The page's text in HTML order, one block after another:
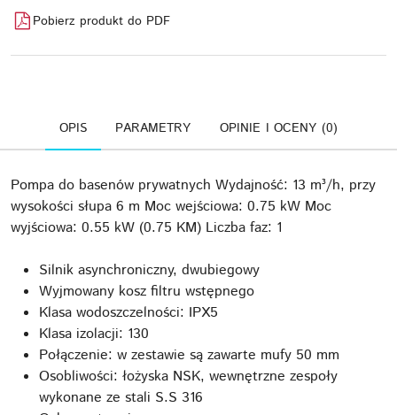
Pobierz produkt do PDF
OPIS PARAMETRY OPINIE I OCENY (0)
Pompa do basenów prywatnych Wydajność: 13 m³/h, przy
wysokości słupa 6 m Moc wejściowa: 0.75 kW Moc
wyjściowa: 0.55 kW (0.75 KM) Liczba faz: 1
Silnik asynchroniczny, dwubiegowy
Wyjmowany kosz filtru wstępnego
Klasa wodoszczelności: IPX5
Klasa izolacji: 130
Połączenie: w zestawie są zawarte mufy 50 mm
Osobliwości: łożyska NSK, wewnętrzne zespoły
wykonane ze stali S.S 316